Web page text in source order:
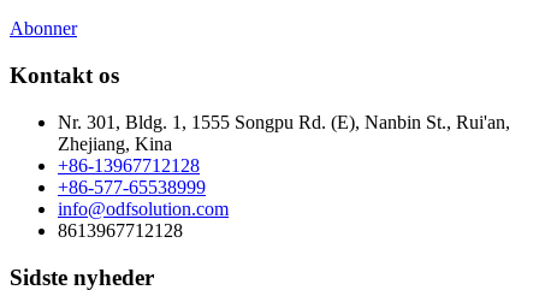
Abonner
Kontakt os
Nr. 301, Bldg. 1, 1555 Songpu Rd. (E), Nanbin St., Rui'an,
Zhejiang, Kina
+86-13967712128
+86-577-65538999
info@odfsolution.com
8613967712128
Sidste nyheder